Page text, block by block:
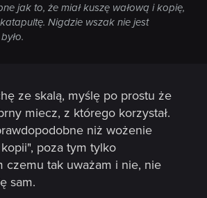
jak to, że miał kuszę wałową i kopię,
Nigdzie wszak nie jest
ze skalą, myślę po prostu że
miecz, z którego korzystał.
niż wożenie
poza tym tylko
czemu tak uważam i nie, nie
sam.